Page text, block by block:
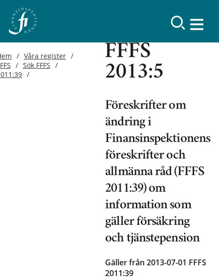
Våra register
Sök FFFS
FFFS
2013:5
Föreskrifter om
ändring i
Finansinspektionens
föreskrifter och
allmänna råd (FFFS
2011:39) om
information som
gäller försäkring
och tjänstepension
Gäller från 2013-07-01 FFFS
2011:39